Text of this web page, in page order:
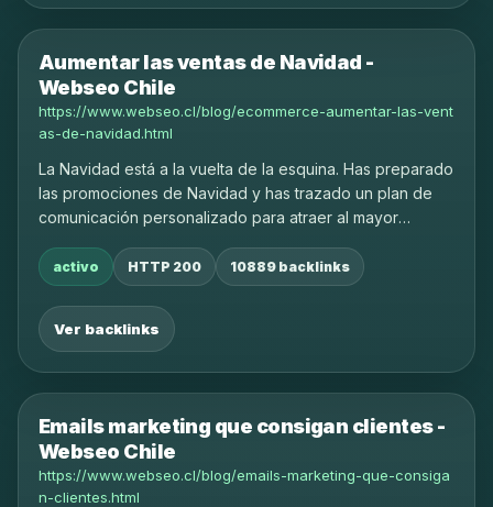
Aumentar las ventas de Navidad -
Webseo Chile
https://www.webseo.cl/blog/ecommerce-aumentar-las-vent
as-de-navidad.html
La Navidad está a la vuelta de la esquina. Has preparado
las promociones de Navidad y has trazado un plan de
comunicación personalizado para atraer al mayor
activo HTTP 200 10889 backlinks
Ver backlinks
Emails marketing que consigan clientes -
Webseo Chile
https://www.webseo.cl/blog/emails-marketing-que-consiga
n-clientes.html